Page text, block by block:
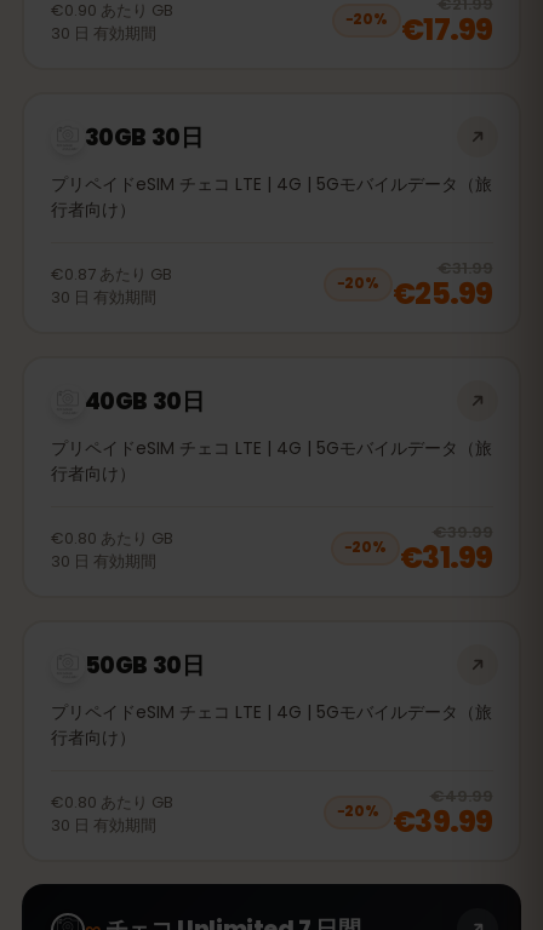
€0.90 あたり GB
30 日 有効期間
−20% €17.99
30GB 30日
プリペイドeSIM チェコ LTE | 4G | 5Gモバイルデータ（旅
行者向け）
€0.87 あたり GB
30 日 有効期間
−20%
€31.99
€25.99
40GB 30日
プリペイドeSIM チェコ LTE | 4G | 5Gモバイルデータ（旅
行者向け）
€0.80 あたり GB
30 日 有効期間
−20%
€39.99
€31.99
50GB 30日
プリペイドeSIM チェコ LTE | 4G | 5Gモバイルデータ（旅
行者向け）
€0.80 あたり GB
30 日 有効期間
−20%
€49.99
€39.99